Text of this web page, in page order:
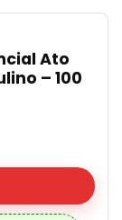
Ato
– 100